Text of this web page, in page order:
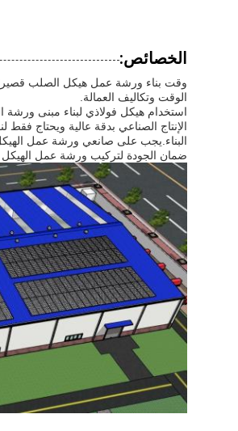
الخصائص:
وقت بناء ورشة عمل هيكل الصلب قصير؛
الوقت وتكاليف العمالة.
استخدام هيكل فولاذي لبناء مبنى
الإنتاج الصناعي بدقة عالية ويحتاج فقط
البناء.يجب على صانعي ورشة عمل الهيكل
ضمان الجودة لتركيب ورشة عمل الهيكل